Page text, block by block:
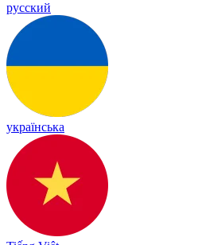
русский
українська